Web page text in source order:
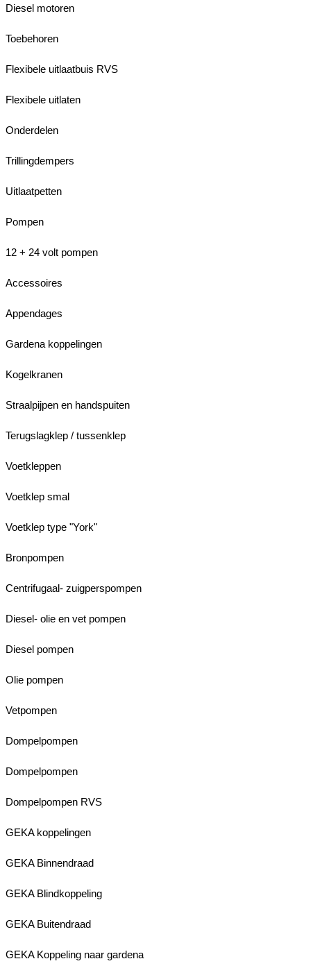
Diesel motoren
Toebehoren
Flexibele uitlaatbuis RVS
Flexibele uitlaten
Onderdelen
Trillingdempers
Uitlaatpetten
Pompen
12 + 24 volt pompen
Accessoires
Appendages
Gardena koppelingen
Kogelkranen
Straalpijpen en handspuiten
Terugslagklep / tussenklep
Voetkleppen
Voetklep smal
Voetklep type "York"
Bronpompen
Centrifugaal- zuigperspompen
Diesel- olie en vet pompen
Diesel pompen
Olie pompen
Vetpompen
Dompelpompen
Dompelpompen
Dompelpompen RVS
GEKA koppelingen
GEKA Binnendraad
GEKA Blindkoppeling
GEKA Buitendraad
GEKA Koppeling naar gardena